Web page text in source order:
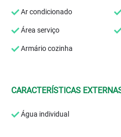
Ar condicionado
Área serviço
Armário cozinha
CARACTERÍSTICAS
Água individual